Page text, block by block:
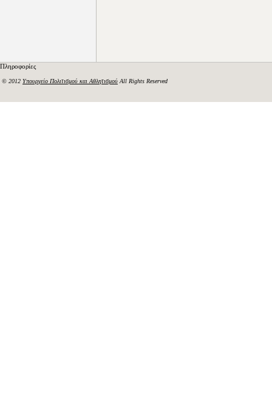
Πληροφορίες
© 2012 Υπουργείο Πολιτισμού και Αθλητισμού All Rights Reserved